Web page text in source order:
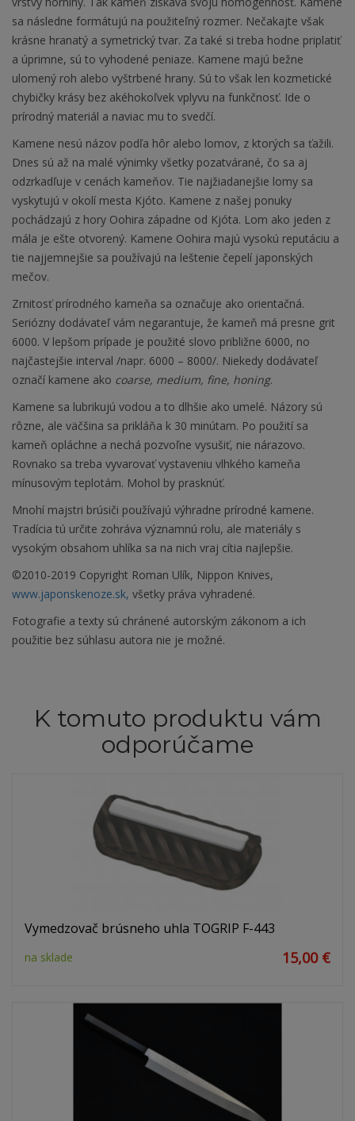
sa následne formátujú na použiteľný rozmer. Nečakajte však
krásne hranatý a symetrický tvar. Za také si treba hodne priplatiť
a úprimne, sú to vyhodené peniaze. Kamene majú bežne
ulomený roh alebo vyštrbené hrany. Sú to však len kozmetické
chybičky krásy bez akéhokoľvek vplyvu na funkčnosť. Ide o
prírodný materiál a naviac mu to svedčí.
Kamene nesú názov podľa hôr alebo lomov, z ktorých sa ťažili.
Dnes sú až na malé výnimky všetky pozatvárané, čo sa aj
odzrkadľuje v cenách kameňov. Tie najžiadanejšie lomy sa
vyskytujú v okolí mesta Kjóto. Kamene z našej ponuky
pochádzajú z hory Oohira západne od Kjóta. Lom ako jeden z
mála je ešte otvorený. Kamene Oohira majú vysokú reputáciu a
tie najjemnejšie sa používajú na leštenie čepelí japonských
mečov.
Zrnitosť prírodného kameňa sa označuje ako orientačná.
Seriózny dodávateľ vám negarantuje, že kameň má presne grit
6000. V lepšom prípade je použité slovo približne 6000, no
najčastejšie interval /napr. 6000 – 8000/. Niekedy dodávateľ
označí kamene ako coarse, medium, fine, honing.
Kamene sa lubrikujú vodou a to dlhšie ako umelé. Názory sú
rôzne, ale väčšina sa prikláňa k 30 minútam. Po použití sa
kameň opláchne a nechá pozvoľne vysušiť, nie nárazovo.
Rovnako sa treba vyvarovať vystaveniu vlhkého kameňa
mínusovým teplotám. Mohol by prasknúť.
Mnohí majstri brúsiči používajú výhradne prírodné kamene.
Tradícia tú určite zohráva významnú rolu, ale materiály s
vysokým obsahom uhlíka sa na nich vraj cítia najlepšie.
©2010-2019 Copyright Roman Ulík, Nippon Knives,
www.japonskenoze.sk, všetky práva vyhradené.
Fotografie a texty sú chránené autorským zákonom a ich
použitie bez súhlasu autora nie je možné.
K tomuto produktu vám
odporúčame
Vymedzovač brúsneho uhla TOGRIP F-443
na sklade 15,00 €